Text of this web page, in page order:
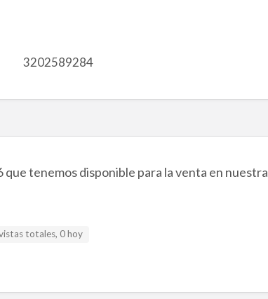
3202589284
tenemos disponible para la venta en nuestra
totales, 0 hoy